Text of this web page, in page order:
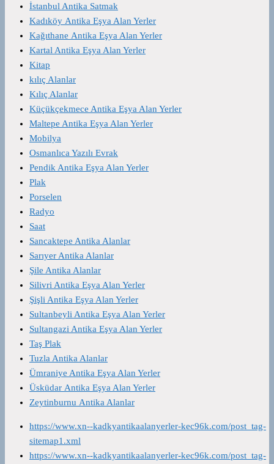
İstanbul Antika Satmak
Kadıköy Antika Eşya Alan Yerler
Kağıthane Antika Eşya Alan Yerler
Kartal Antika Eşya Alan Yerler
Kitap
kılıç Alanlar
Kılıç Alanlar
Küçükçekmece Antika Eşya Alan Yerler
Maltepe Antika Eşya Alan Yerler
Mobilya
Osmanlıca Yazılı Evrak
Pendik Antika Eşya Alan Yerler
Plak
Porselen
Radyo
Saat
Sancaktepe Antika Alanlar
Sarıyer Antika Alanlar
Şile Antika Alanlar
Silivri Antika Eşya Alan Yerler
Şişli Antika Eşya Alan Yerler
Sultanbeyli Antika Eşya Alan Yerler
Sultangazi Antika Eşya Alan Yerler
Taş Plak
Tuzla Antika Alanlar
Ümraniye Antika Eşya Alan Yerler
Üsküdar Antika Eşya Alan Yerler
Zeytinburnu Antika Alanlar
https://www.xn--kadkyantikaalanyerler-kec96k.com/post_tag-
sitemap1.xml
https://www.xn--kadkyantikaalanyerler-kec96k.com/post_tag-